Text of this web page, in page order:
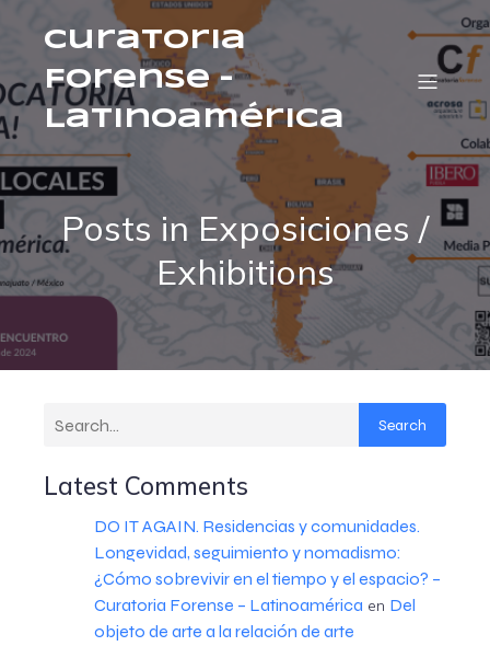
Curatoria
Forense –
Latinoamérica
Posts in Exposiciones /
Exhibitions
Search
Latest Comments
DO IT AGAIN. Residencias y comunidades.
Longevidad, seguimiento y nomadismo:
¿Cómo sobrevivir en el tiempo y el espacio? –
Curatoria Forense – Latinoamérica en Del
objeto de arte a la relación de arte